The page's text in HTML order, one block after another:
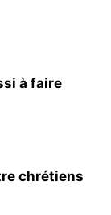
à faire
chrétiens